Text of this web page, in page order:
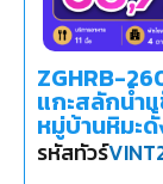
ZGHRB-
แกะสลักน้ำ
หมู่บ้านหิมะ
รหัสทัวร์